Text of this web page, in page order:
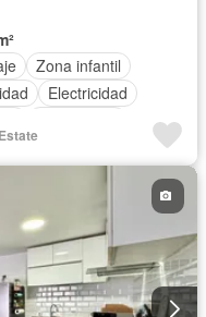
Zona infantil
Electricidad